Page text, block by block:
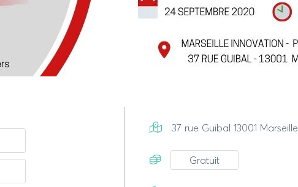
37 rue Guibal 13001 Marseille
Gratuit